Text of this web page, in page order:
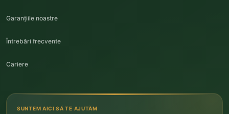
Garanțiile noastre
Întrebări frecvente
Cariere
SUNTEM AICI SĂ TE AJUTĂM